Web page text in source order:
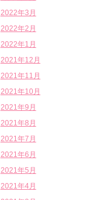
2022年3月
2022年2月
2022年1月
2021年12月
2021年11月
2021年10月
2021年9月
2021年8月
2021年7月
2021年6月
2021年5月
2021年4月